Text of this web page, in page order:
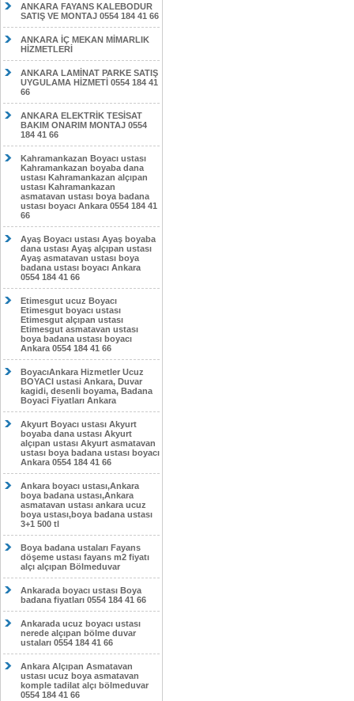
ANKARA FAYANS KALEBODUR
SATIŞ VE MONTAJ 0554 184 41 66
ANKARA İÇ MEKAN MİMARLIK
HİZMETLERİ
ANKARA LAMİNAT PARKE SATIŞ
UYGULAMA HİZMETİ 0554 184 41
66
ANKARA ELEKTRİK TESİSAT
BAKIM ONARIM MONTAJ 0554
184 41 66
Kahramankazan Boyacı ustası
Kahramankazan boyaba dana
ustası Kahramankazan alçıpan
ustası Kahramankazan
asmatavan ustası boya badana
ustası boyacı Ankara 0554 184 41
66
Ayaş Boyacı ustası Ayaş boyaba
dana ustası Ayaş alçıpan ustası
Ayaş asmatavan ustası boya
badana ustası boyacı Ankara
0554 184 41 66
Etimesgut ucuz Boyacı
Etimesgut boyacı ustası
Etimesgut alçıpan ustası
Etimesgut asmatavan ustası
boya badana ustası boyacı
Ankara 0554 184 41 66
BoyacıAnkara Hizmetler Ucuz
BOYACI ustasi Ankara, Duvar
kagidi, desenli boyama, Badana
Boyaci Fiyatları Ankara
Akyurt Boyacı ustası Akyurt
boyaba dana ustası Akyurt
alçıpan ustası Akyurt asmatavan
ustası boya badana ustası boyacı
Ankara 0554 184 41 66
Ankara boyacı ustası,Ankara
boya badana ustası,Ankara
asmatavan ustası ankara ucuz
boya ustası,boya badana ustası
3+1 500 tl
Boya badana ustaları Fayans
döşeme ustası fayans m2 fiyatı
alçı alçıpan Bölmeduvar
Ankarada boyacı ustası Boya
badana fiyatları 0554 184 41 66
Ankarada ucuz boyacı ustası
nerede alçıpan bölme duvar
ustaları 0554 184 41 66
Ankara Alçıpan Asmatavan
ustası ucuz boya asmatavan
komple tadilat alçı bölmeduvar
0554 184 41 66